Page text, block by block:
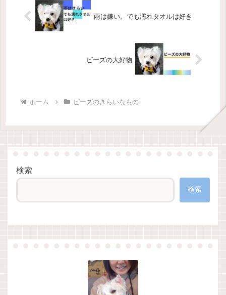
雨は嫌い、でも濡れタオルは好き
ビーズの大好物
ホーム ビーズのきらいなもの
検索
検索